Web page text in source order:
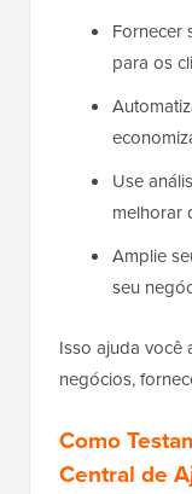
Fornecer
para os
Use
melhorar
Amplie
seu
Isso ajuda você
negócios,
Como
Central de